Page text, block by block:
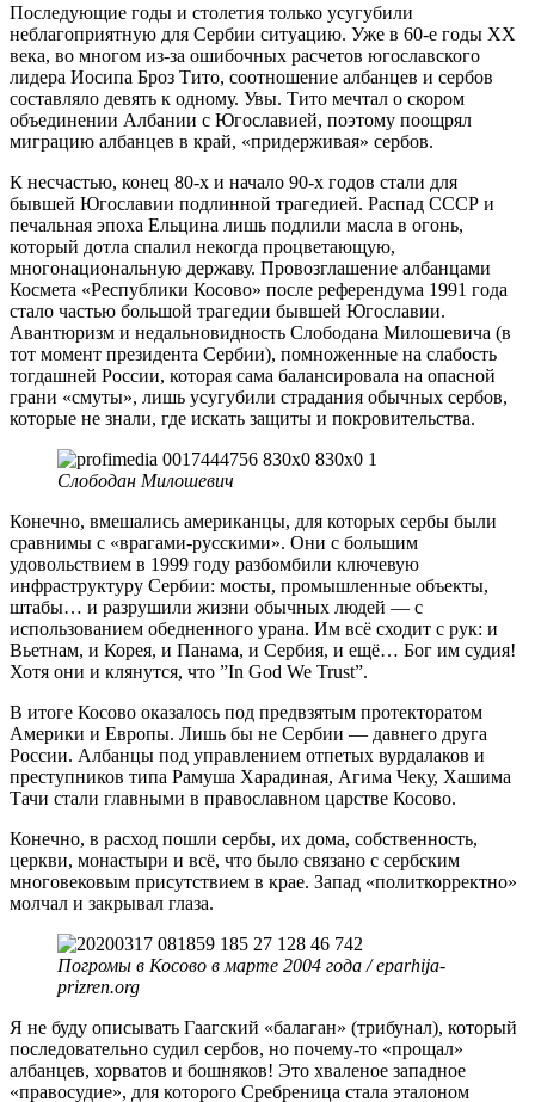
Последующие годы и столетия только усугубили
неблагоприятную для Сербии ситуацию. Уже в 60-е годы ХХ
века, во многом из-за ошибочных расчетов югославского
лидера Иосипа Броз Тито, соотношение албанцев и сербов
составляло девять к одному. Увы. Тито мечтал о скором
объединении Албании с Югославией, поэтому поощрял
миграцию албанцев в край, «придерживая» сербов.
К несчастью, конец 80-х и начало 90-х годов стали для
бывшей Югославии подлинной трагедией. Распад СССР и
печальная эпоха Ельцина лишь подлили масла в огонь,
который дотла спалил некогда процветающую,
многонациональную державу. Провозглашение албанцами
Космета «Республики Косово» после референдума 1991 года
стало частью большой трагедии бывшей Югославии.
Авантюризм и недальновидность Слободана Милошевича (в
тот момент президента Сербии), помноженные на слабость
тогдашней России, которая сама балансировала на опасной
грани «смуты», лишь усугубили страдания обычных сербов,
которые не знали, где искать защиты и покровительства.
Слободан Милошевич
Конечно, вмешались американцы, для которых сербы были
сравнимы с «врагами-русскими». Они с большим
удовольствием в 1999 году разбомбили ключевую
инфраструктуру Сербии: мосты, промышленные объекты,
штабы… и разрушили жизни обычных людей — с
использованием обедненного урана. Им всё сходит с рук: и
Вьетнам, и Корея, и Панама, и Сербия, и ещё… Бог им судия!
Хотя они и клянутся, что ”In God We Trust”.
В итоге Косово оказалось под предвзятым протекторатом
Америки и Европы. Лишь бы не Сербии — давнего друга
России. Албанцы под управлением отпетых вурдалаков и
преступников типа Рамуша Харадиная, Агима Чеку, Хашима
Тачи стали главными в православном царстве Косово.
Конечно, в расход пошли сербы, их дома, собственность,
церкви, монастыри и всё, что было связано с сербским
многовековым присутствием в крае. Запад «политкорректно»
молчал и закрывал глаза.
Погромы в Косово в марте 2004 года / eparhija-
prizren.org
Я не буду описывать Гаагский «балаган» (трибунал), который
последовательно судил сербов, но почему-то «прощал»
албанцев, хорватов и бошняков! Это хваленое западное
«правосудие», для которого Сребреница стала эталоном